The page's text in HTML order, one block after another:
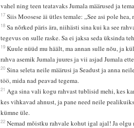
vahel ning teen teatavaks Jumala määrused ja
17 Siis Moosese äi ütles temale: „See asi pole hea,
18 Sa nõrked päris ära, niihästi sina kui ka see
tegevus on sulle raske. Sa ei jaksa seda üksinda
19 Kuule nüüd mu häält, ma annan sulle nõu, ja
rahva asemik Jumala juures ja vii asjad Jumala
20 Sina seleta neile määrusi ja Seadust ja anna
töö, mida nad peavad tegema.
21 Aga sina vali kogu rahvast tublisid mehi, kes
kes vihkavad ahnust, ja pane need neile
kümne üle.
22 Nemad mõistku rahvale kohut igal ajal! Ja